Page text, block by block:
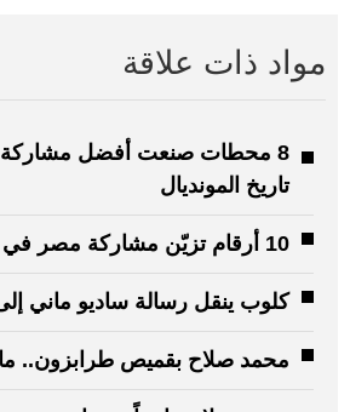
مواد ذات علاقة
8 محطات صنعت أفضل مشاركة
تاريخ المونديال
10 أرقام تزيّن مشاركة مصر في مونديال 2026
كلوب ينقل رسالة ساديو ماني
محمد صلاح بقميص طرابزون.. ما